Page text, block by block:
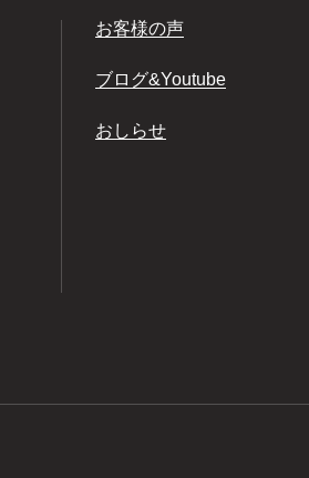
お客様の声
ブログ&Youtube
おしらせ